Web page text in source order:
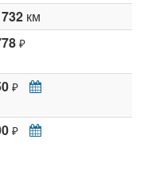
км
₽
₽
₽